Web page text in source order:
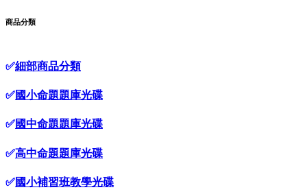
商品分類
✅細部商品分類
✅國小命題題庫光碟
✅國中命題題庫光碟
✅高中命題題庫光碟
✅國小補習班教學光碟